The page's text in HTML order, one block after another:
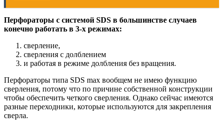
Перфораторы с системой SDS в большинстве случаев
конечно работать в 3-х режимах:
сверление,
сверления с долблением
и работая в режиме долбления без вращения.
Перфораторы типа SDS max вообщем не имею функцию
сверления, потому что по причине собственной конструкции
чтобы обеспечить четкого сверления. Однако сейчас имеются
разные переходники, которые используются для закрепления
сверла.